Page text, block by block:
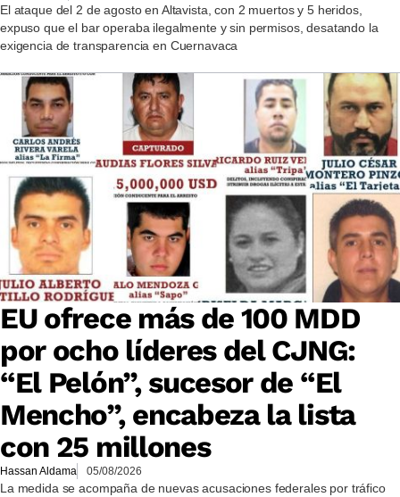
El ataque del 2 de agosto en Altavista, con 2 muertos y 5 heridos,
expuso que el bar operaba ilegalmente y sin permisos, desatando la
exigencia de transparencia en Cuernavaca
EU ofrece más de 100 MDD
por ocho líderes del CJNG:
“El Pelón”, sucesor de “El
Mencho”, encabeza la lista
con 25 millones
Hassan Aldama 05/08/2026
La medida se acompaña de nuevas acusaciones federales por tráfico